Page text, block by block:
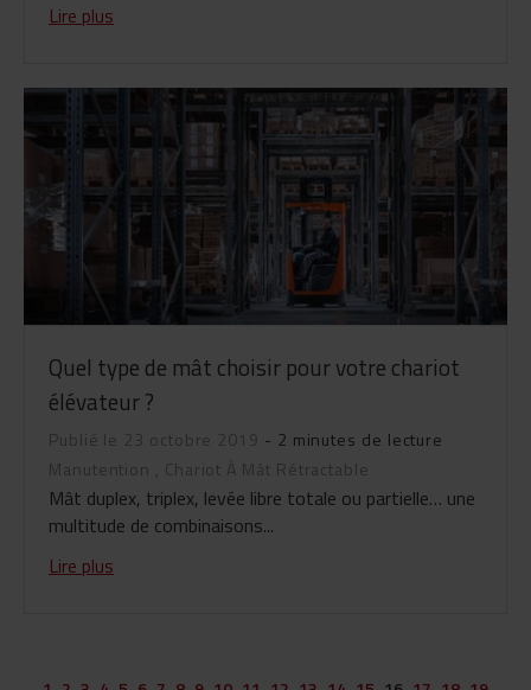
Lire plus
Quel type de mât choisir pour votre chariot
élévateur ?
Publié le 23 octobre 2019 - 2 minutes de lecture
Manutention , Chariot À Mât Rétractable
Mât duplex, triplex, levée libre totale ou partielle… une
multitude de combinaisons...
Lire plus